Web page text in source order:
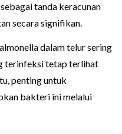
tanda keracunan
secara signifikan.
dalam telur sering
terinfeksi tetap terlihat
penting untuk
bakteri ini melalui